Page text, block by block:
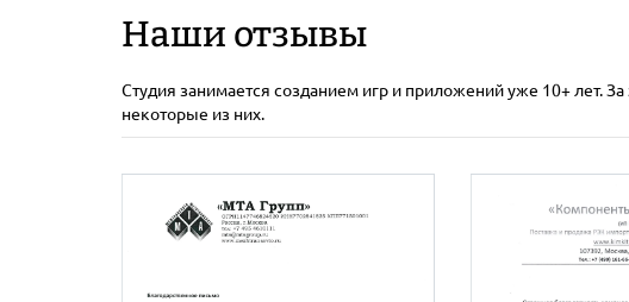
Наши отзывы
Студия занимается созданием игр и приложений уже 10+ лет.
некоторые из них.